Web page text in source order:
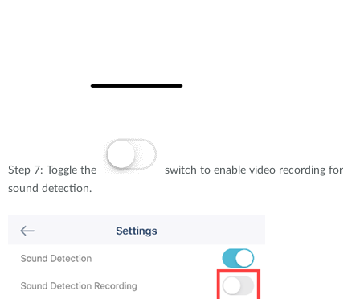
Step 7: Toggle the
switch to enable video recording for
sound detection.